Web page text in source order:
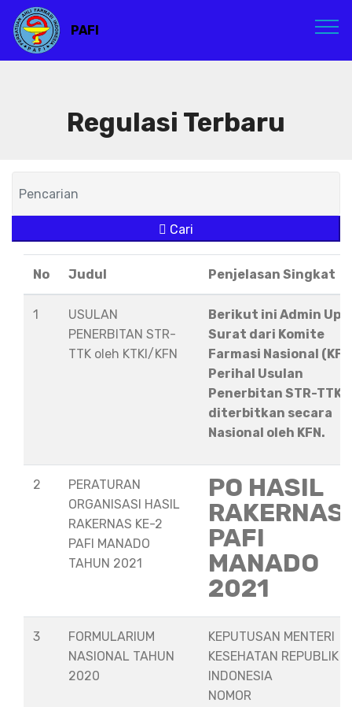
PAFI
Regulasi Terbaru
Cari
No Judul Penjelasan Singkat
1
USULAN
PENERBITAN STR-
TTK oleh KTKI/KFN
Berikut ini Admin
Surat dari Komite
Farmasi Nasional
Perihal Usulan
Penerbitan STR-TTK
diterbitkan secara
Nasional oleh KFN.
2
PERATURAN
ORGANISASI HASIL
RAKERNAS KE-2
PAFI MANADO
TAHUN 2021
PO HASIL
RAKERNAS
PAFI
MANADO
2021
3
FORMULARIUM
NASIONAL TAHUN
2020
KEPUTUSAN MENTERI
KESEHATAN REPUBLIK
INDONESIA
NOMOR